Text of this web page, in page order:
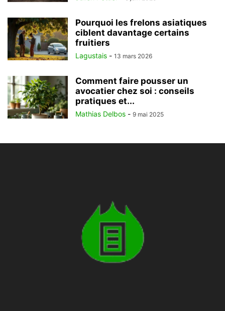
Pourquoi les frelons asiatiques
ciblent davantage certains
fruitiers
Lagustais - 13 mars 2026
Comment faire pousser un
avocatier chez soi : conseils
pratiques et...
Mathias Delbos - 9 mai 2025